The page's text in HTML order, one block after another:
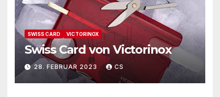
SWISS CARD VICTORINOX
Swiss Card von Victorinox
28. FEBRUAR 2023 CS